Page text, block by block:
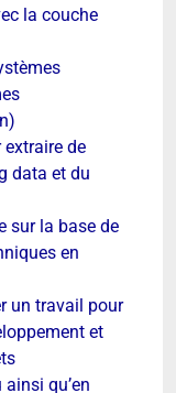
la couche
extraire de
data et du
sur la base de
en
un travail pour
et
qu’en